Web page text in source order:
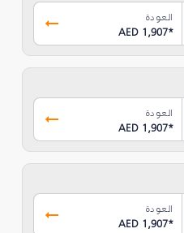
العودة
AED 1,907*
العودة
AED 1,907*
العودة
AED 1,907*